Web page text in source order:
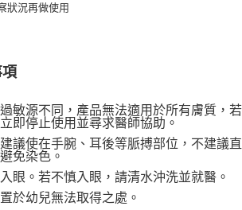
狀況再做使用
敏源不同，產品無法適用於所有膚質，若
即停止使用並尋求醫師協助。
議使在手腕、耳後等脈搏部位，不建議直
免染色。
眼。若不慎入眼，請清水沖洗並就醫。
於幼兒無法取得之處。